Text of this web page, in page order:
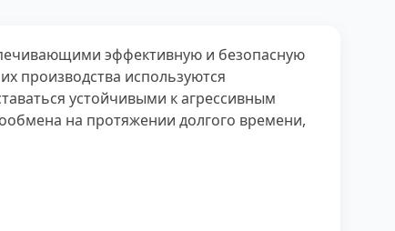
эффективную и безопасную
производства используются
устойчивыми к агрессивным
на протяжении долгого времени,